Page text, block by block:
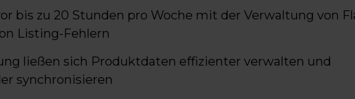
bis zu 20 Stunden pro Woche mit der Verwaltung von
Listing-Fehlern
ließen sich Produktdaten effizienter verwalten und
synchronisieren